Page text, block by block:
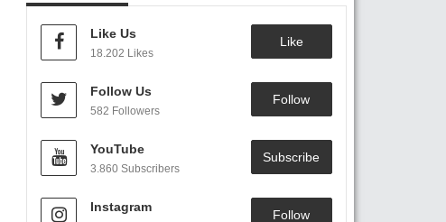
Like Us
18.202 Likes
Like
Follow Us
582 Followers
Follow
YouTube
3.860 Subscribers
Subscribe
Instagram
Follow